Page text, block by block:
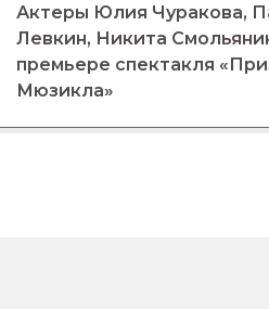
Актеры Юлия Чуракова,
Левкин, Никита
премьере спектакля
Мюзикла»